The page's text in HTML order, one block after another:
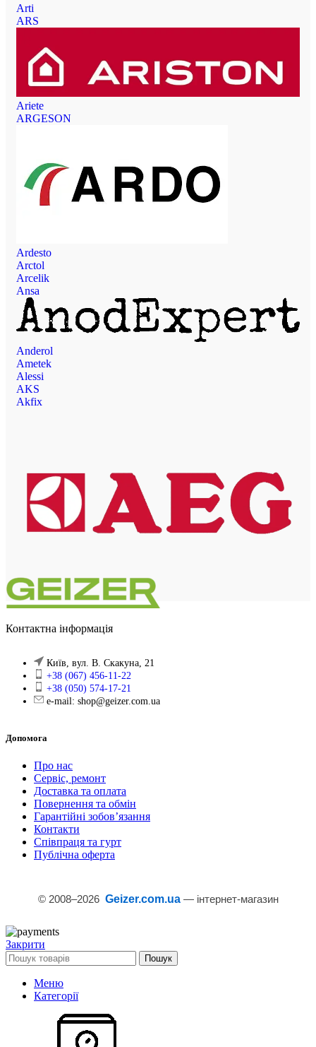
Arti
ARS
Ariete
ARGESON
Ardesto
Arctol
Arcelik
Ansa
Anderol
Ametek
Alessi
AKS
Akfix
Контактна інформація
Київ, вул. В. Скакуна, 21
+38 (067) 456-11-22
+38 (050) 574-17-21
e-mail: shop@geizer.com.ua
Допомога
Про нас
Сервіс, ремонт
Доставка та оплата
Повернення та обмін
Гарантійні зобов’язання
Контакти
Співпраця та гурт
Публічна оферта
© 2008–2026 Geizer.com.ua— інтернет-магазин
Закрити
Пошук
Меню
Категорії